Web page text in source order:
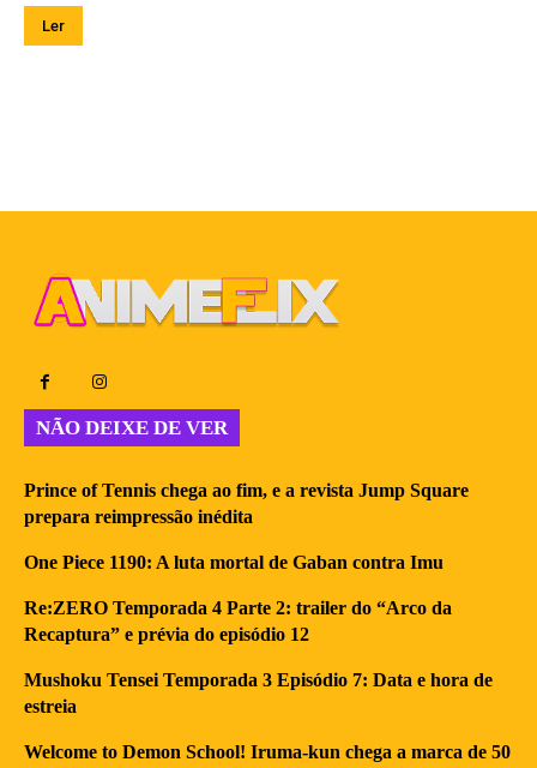
Ler
NÃO DEIXE DE VER
Prince of Tennis chega ao fim, e a revista Jump Square
prepara reimpressão inédita
One Piece 1190: A luta mortal de Gaban contra Imu
Re:ZERO Temporada 4 Parte 2: trailer do “Arco da
Recaptura” e prévia do episódio 12
Mushoku Tensei Temporada 3 Episódio 7: Data e hora de
estreia
Welcome to Demon School! Iruma-kun chega a marca de 50